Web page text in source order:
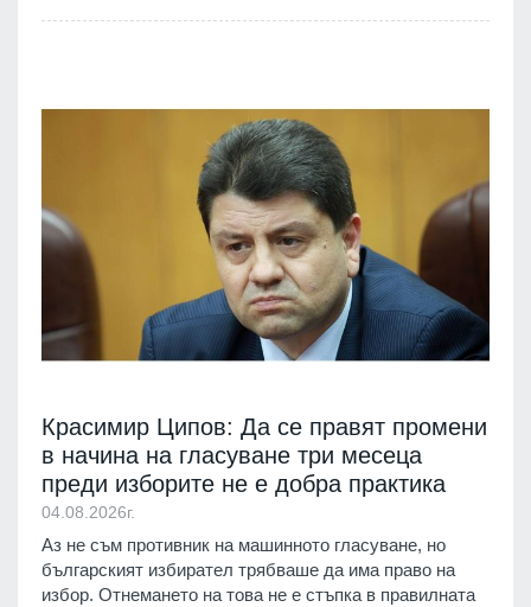
Красимир Ципов: Да се правят промени
в начина на гласуване три месеца
преди изборите не е добра практика
04.08.2026г.
Аз не съм противник на машинното гласуване, но
българският избирател трябваше да има право на
избор. Отнемането на това не е стъпка в правилната